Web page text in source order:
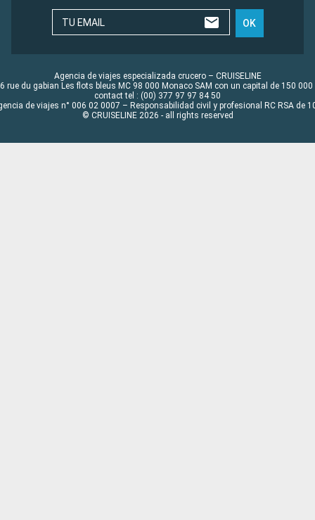
TU EMAIL OK
Agencia de viajes especializada crucero – CRUISELINE
rue du gabian Les flots bleus MC 98 000 Monaco SAM con un capital de 150 000
contact tel : (00) 377 97 97 84 50
de viajes n° 006 02 0007 – Responsabilidad civil y profesional RC RSA de
© CRUISELINE 2026 - all rights reserved